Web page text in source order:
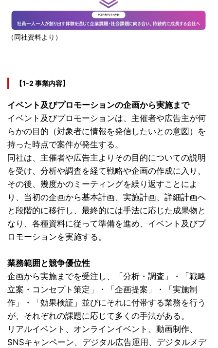
（同社資料より）
【1-2 事業内容】
イベント及びプロモーションの企画から実施まで
イベント及びプロモーションは、主催者や広告主が何
らかの目的（対象者に情報を発信したいとの意図）を
持った時点で案件が発生する。
同社は、主催者や広告主よりその目的についての説明
を受け、分析や調査を経て戦略や企画の作成に入り、
その後、幾度かのミーティングを繰り返すことによ
り、当初の企画から基本計画、実施計画、詳細計画へ
と段階的に移行し、最終的には手法に応じた成果物と
なり、各種資料に従って準備を進め、イベント及びプ
ロモーションを実施する。
業務範囲と競争優位性
企画から実施までを受注し、「分析・調査」・「戦略
立案・コンセプト策定」・「企画提案」・「実施制
作」・「効果検証」並びにそれに付帯する業務を行う
が、それぞれの課題に応じて多くの手法がある。
リアルイベント、オンラインイベント、動画制作、
SNSキャンペーン、デジタル広告運用、デジタルメデ